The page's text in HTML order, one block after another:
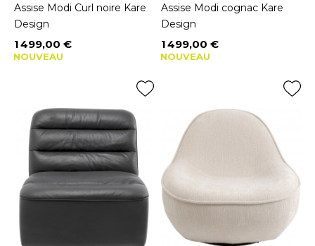
Assise Modi Curl noire Kare
Design
Prix
1 499,00 €
NOUVEAU
Assise Modi cognac Kare
Design
Prix
1 499,00 €
NOUVEAU